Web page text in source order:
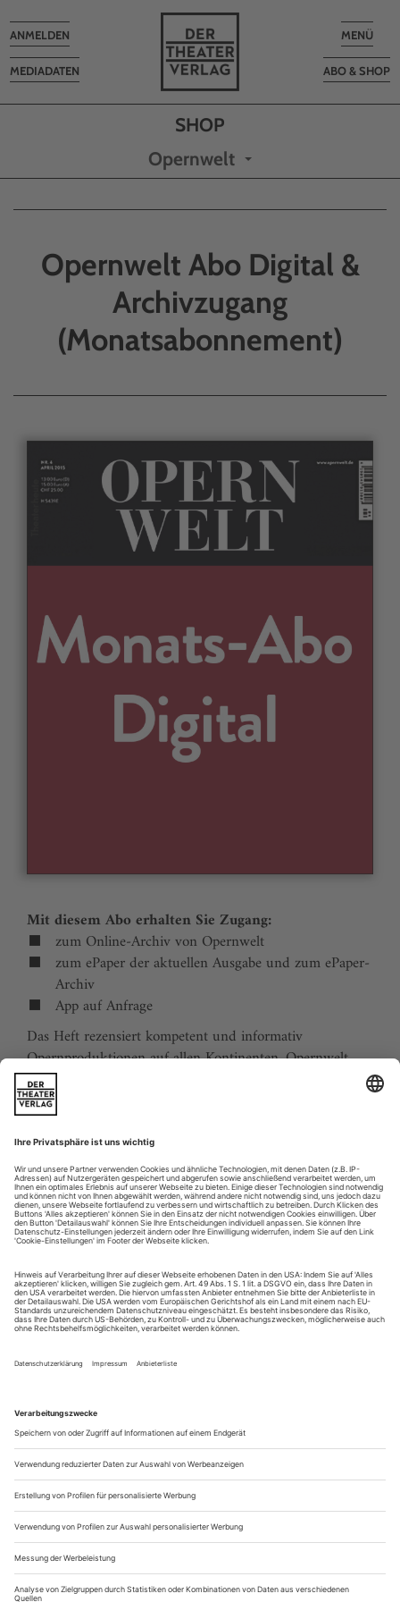
Toggle
MENÜ
ABO & SHOP
MEDIADATEN
Toggle
navigation
ANMELDEN
Opernwelt
Opernwelt Abo Digital &
Archivzugang
(Monatsabonnement)
Mit diesem Abo erhalten Sie Zugang:
zum Online-Archiv von Opernwelt
zum ePaper der aktuellen Ausgabe und zum ePaper-
Archiv
App auf Anfrage
Das Heft rezensiert kompetent und informativ
Opernproduktionen auf allen Kontinenten. Opernwelt
zeigt die Welt hinter der Bühne, befragt die Macher und
verfolgt die Kulturpolitik. Große Themenblöcke
behandeln die Geschichte der Oper, bedeutende
Komponisten und die interessantesten Aspekte des
internationalen Musiklebens. Die Premierenvorschau
animiert zu Opernreisen in alle Welt.
Sie erhalten Zugang zum Online-Archiv von Opernwelt
und können sowohl das aktuelle ePaper als auch das
ePaper-Archiv über Ihren Account auf www.der-
theaterverlag.de einsehen. Zugang zur App auf Anfrage.
Das Abonnement hat eine Laufzeit von einem Monat und
verlängert sich jeweils um einen weiteren Monat, sofern
es nicht vom Kunden auf der Seite „Mein Konto/Meine
Bestellungen“ auf www.der-theaterverlag.de gekündigt
in Kraft.
Aus steuerlichen Gründen abweichende Preise für Käufe
außerhalb Deutschlands (Endpreis vor Auslösen der Bestellung
ersichtlich)
9,99 €